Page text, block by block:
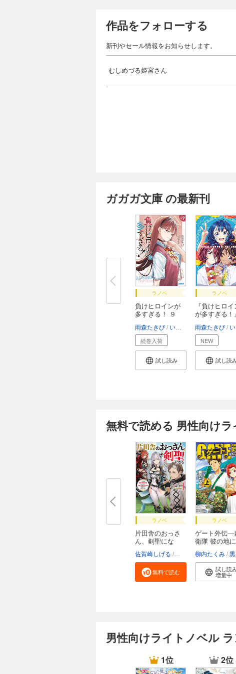
作品をフォローする
新刊やセール情報をお知らせします。
むしめづる姫宮さん
ガガガ文庫 の最新刊
ラノベ
負けヒロインが
多すぎる！ ９
雨森たきび いみぎむる
続巻入荷
試し読み
ラノベ
『負けヒロイ
が多すぎる！』
雨森たきび いみぎむる
NEW
試し読
無料で読める 男性向け
ラノベ
片田舎のおっさ
ん、剣聖にな
佐賀崎しげる 鍋島テツヒロ
無料で読む
ラノベ
ゲート外伝―
衛隊 彼の地に
柳内たくみ 黒獅子
試し読
増量中
男性向けライトノベル
1位 2位